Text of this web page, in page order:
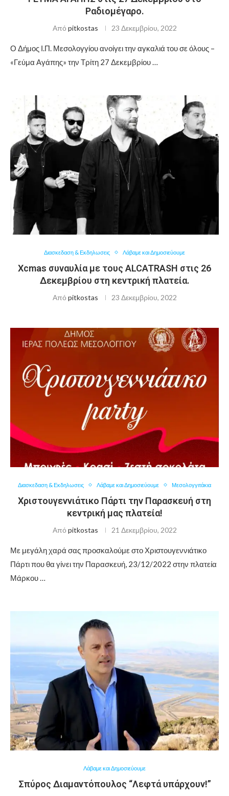
Ραδιομέγαρο.
Από pitkostas 23 Δεκεμβρίου, 2022
Ο Δήμος Ι.Π. Μεσολογγίου ανοίγει την αγκαλιά του σε όλους –
«Γεύμα Αγάπης» την Τρίτη 27 Δεκεμβρίου …
Διασκεδαση & Εκδηλωσεις Λάβαμε και Δημοσιεύουμε
Χcmas συναυλία με τους ALCATRASH στις 26
Δεκεμβρίου στη κεντρική πλατεία.
Από pitkostas 23 Δεκεμβρίου, 2022
Διασκεδαση & Εκδηλωσεις Λάβαμε και Δημοσιεύουμε Μεσολογγιτάκια
Χριστουγεννιάτικο Πάρτι την Παρασκευή στη
κεντρική μας πλατεία!
Από pitkostas 21 Δεκεμβρίου, 2022
Με μεγάλη χαρά σας προσκαλούμε στο Χριστουγεννιάτικο
Πάρτι που θα γίνει την Παρασκευή, 23/12/2022 στην πλατεία
Μάρκου …
Λάβαμε και Δημοσιεύουμε
Σπύρος Διαμαντόπουλος “Λεφτά υπάρχουν!”